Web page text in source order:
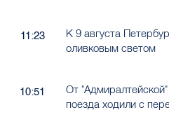
11:23
К 9 августа
оливковым светом
10:51
От
поезда ходили с